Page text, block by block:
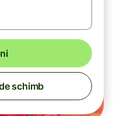
schimb